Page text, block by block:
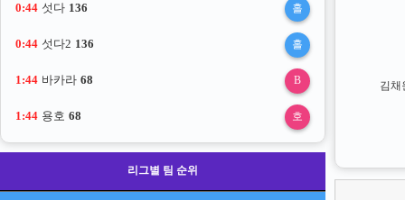
0:43 섯다 136 홀
0:43 섯다2 136 홀
1:43 바카라 68 B
1:43 용호 68 호
리그별 팀 순위
김채